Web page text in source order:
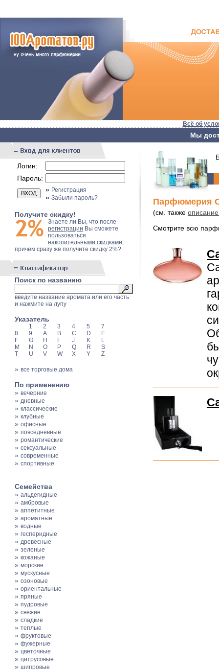
Всё об
Мы
Логин:
Пароль:
» Регистрация
» Забыли пароль?
Получите скидку!
Знаете ли Вы, что после
регистрации Вы сможете
пользоваться
накопительными скидками,
причем сразу же получите скидку 2%?
Поиск по названию
введите название аромата или его часть
и нажмите на лупу
Указатель
1 2 3 4 5
7
8
9 A B C D
E
F
G H J K
L
M
N O P Q R
S
T
U V W X Y Z
» все торговые дома
По применению
» вечерние
» дневные
» классические
» клубные
» офисные
» повседневные
» романтические
» сексуальные
» современные
» спортивные
Семейства
» альдегидные
» амбровые
» аппетитные
» ароматные
» водные
» гесперидные
» древесные
» зеленые
» кожаные
» морские
» мускусные
» озоновые
» ориентальные
» пряные
» пудровые
» свежие
» сладкие
» теплые
» фруктовые
» фужерные
» цветочные
» цитрусовые
» шипровые
Парфюмерия
(см. также
Смотрите всю